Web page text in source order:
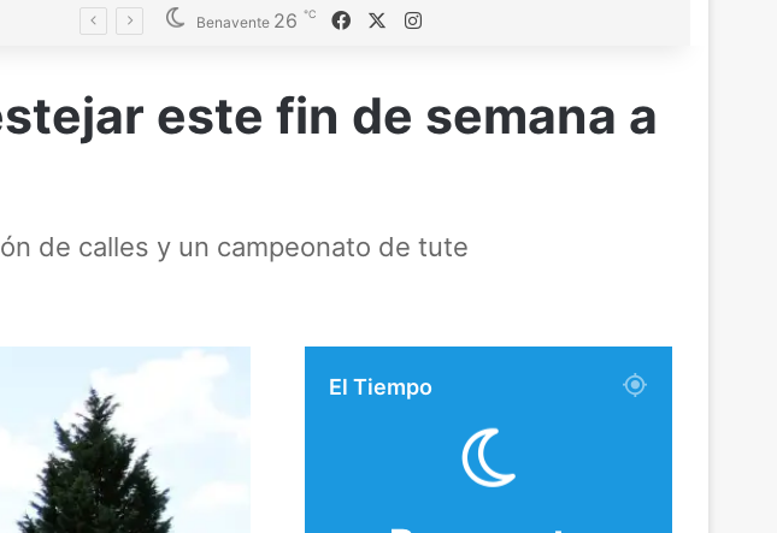
Benavente 26 ℃ FacebookInstagram
este fin de semana a
de calles y un campeonato de tute
El Tiempo